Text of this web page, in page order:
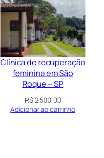
Clínica de recuperação
feminina em São
Roque – SP
R$2.500,00
Adicionar ao carrinho